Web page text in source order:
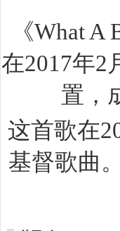
《What
在2017年2
置，
这首歌在
基督歌曲